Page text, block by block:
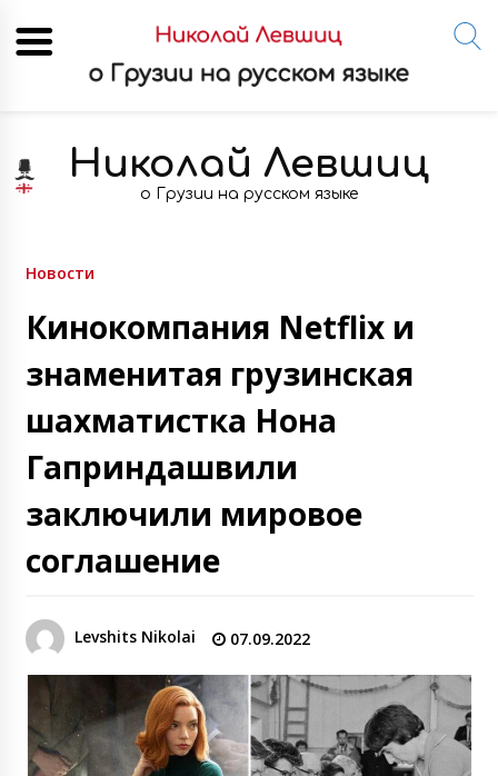
content
Николай Левшиц
о Грузии на русском языке
Новости
Кинокомпания Netflix и
знаменитая грузинская
шахматистка Нона
Гаприндашвили
заключили мировое
соглашение
Levshits Nikolai 07.09.2022